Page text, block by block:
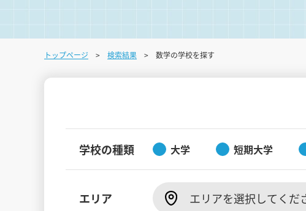
トップページ 検索結果 数学の学校を探す
学校の種類 大学 短期大学
エリア エリアを選択してくだ